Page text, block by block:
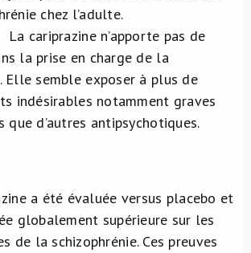
chez l’adulte.
La cariprazine n’apporte pas de
la prise en charge de la
Elle semble exposer à plus de
indésirables notamment graves
que d’autres antipsychotiques.
a été évaluée versus placebo et
globalement supérieure sur les
de la schizophrénie. Ces preuves